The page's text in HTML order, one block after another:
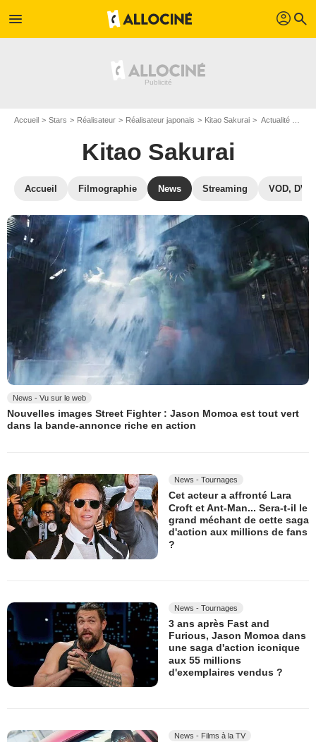
menu profil search
Accueil Stars Réalisateur Réalisateur japonais Kitao Sakurai Actualité Kitao Sakurai
Kitao Sakurai
Accueil Filmographie News Streaming VOD, DVD
News - Vu sur le web
Nouvelles images Street Fighter : Jason Momoa est tout vert
dans la bande-annonce riche en action
News - Tournages
Cet acteur a affronté Lara
Croft et Ant-Man... Sera-t-il le
grand méchant de cette saga
d'action aux millions de fans
?
News - Tournages
3 ans après Fast and
Furious, Jason Momoa dans
une saga d'action iconique
aux 55 millions
d'exemplaires vendus ?
News - Films à la TV